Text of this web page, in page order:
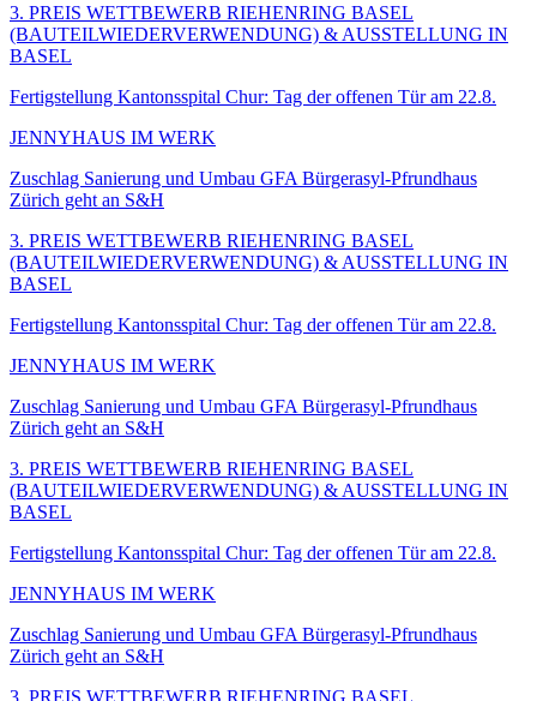
3. PREIS WETTBEWERB RIEHENRING BASEL
(BAUTEILWIEDERVERWENDUNG) & AUSSTELLUNG IN
BASEL
Fertigstellung Kantonsspital Chur: Tag der offenen Tür am 22.8.
JENNYHAUS IM WERK
Zuschlag Sanierung und Umbau GFA Bürgerasyl-Pfrundhaus
Zürich geht an S&H
3. PREIS WETTBEWERB RIEHENRING BASEL
(BAUTEILWIEDERVERWENDUNG) & AUSSTELLUNG IN
BASEL
Fertigstellung Kantonsspital Chur: Tag der offenen Tür am 22.8.
JENNYHAUS IM WERK
Zuschlag Sanierung und Umbau GFA Bürgerasyl-Pfrundhaus
Zürich geht an S&H
3. PREIS WETTBEWERB RIEHENRING BASEL
(BAUTEILWIEDERVERWENDUNG) & AUSSTELLUNG IN
BASEL
Fertigstellung Kantonsspital Chur: Tag der offenen Tür am 22.8.
JENNYHAUS IM WERK
Zuschlag Sanierung und Umbau GFA Bürgerasyl-Pfrundhaus
Zürich geht an S&H